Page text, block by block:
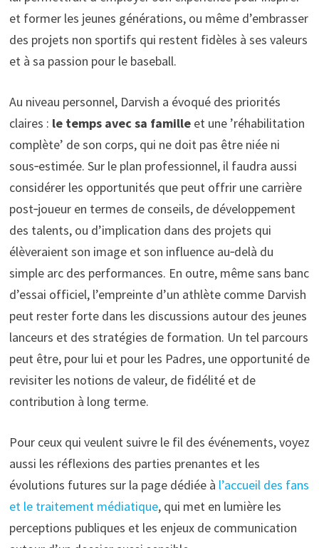
et former les jeunes générations, ou même d’embrasser
des projets non sportifs qui restent fidèles à ses valeurs
et à sa passion pour le baseball.
Au niveau personnel, Darvish a évoqué des priorités
claires : le temps avec sa familleet une ’réhabilitation
complète’ de son corps, qui ne doit pas être niée ni
sous‑estimée. Sur le plan professionnel, il faudra aussi
considérer les opportunités que peut offrir une carrière
post‑joueur en termes de conseils, de développement
des talents, ou d’implication dans des projets qui
élèveraient son image et son influence au‑delà du
simple arc des performances. En outre, même sans banc
d’essai officiel, l’empreinte d’un athlète comme Darvish
peut rester forte dans les discussions autour des jeunes
lanceurs et des stratégies de formation. Un tel parcours
peut être, pour lui et pour les Padres, une opportunité de
revisiter les notions de valeur, de fidélité et de
contribution à long terme.
Pour ceux qui veulent suivre le fil des événements, voyez
aussi les réflexions des parties prenantes et les
évolutions futures sur la page dédiée à l’accueil des fans
et le traitement médiatique, qui met en lumière les
perceptions publiques et les enjeux de communication